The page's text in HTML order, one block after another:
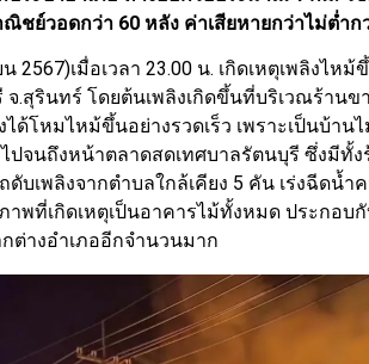
ชย์วอดกว่า 60 หลัง ค่าเสียหายกว่าไม่ต่ำก
2567)เมื่อเวลา 23.00 น. เกิดเหตุเพลิงไ
จ.สุรินทร์ โดยต้นเพลิงเกิดขึ้นที่บริเวณร้าน
ด้โหมไหม้ขึ้นอย่างรวดเร็ว เพราะเป็นบ้า
ปจนถึงหน้าตลาดสดเทศบาลรัตนบุรี ซึ่งมีทั้
ดับเพลิงจากตำบลใกล้เคียง 5 คัน เร่งฉีดน้
าพที่เกิดเหตุเป็นอาคารไม้ทั้งหมด ประกอ
ต่างอำเภออีกจำนวนมาก